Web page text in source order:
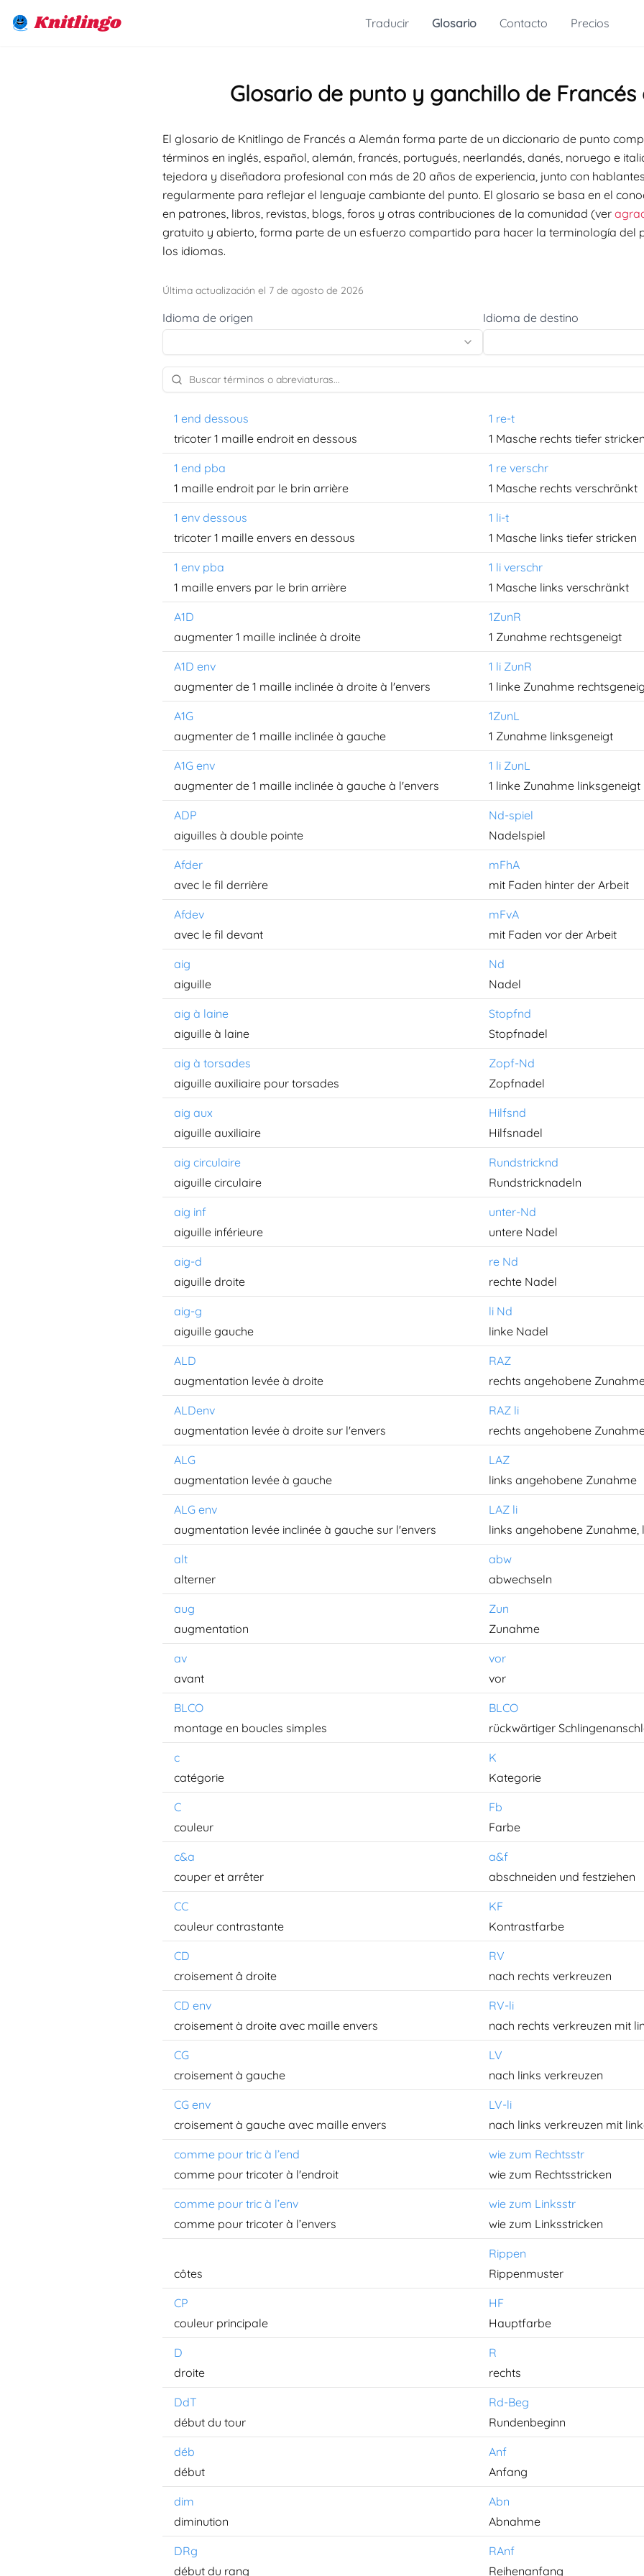
Knitlingo Traducir Glosario Contacto Precios
Glosario de punto y ganchillo de Francés
El glosario de Knitlingo de Francés a Alemán forma parte de un diccionario de punto
términos en inglés, español, alemán, francés, portugués, neerlandés, danés, noruego e
tejedora y diseñadora profesional con más de 20 años de experiencia, junto con
regularmente para reflejar el lenguaje cambiante del punto. El glosario se basa en el
en patrones, libros, revistas, blogs, foros y otras contribuciones de la comunidad (ver
gratuito y abierto, forma parte de un esfuerzo compartido para hacer la terminología del
los idiomas.
Última actualización el 7 de agosto de 2026
Idioma de origen Idioma de destino
1 end dessous
1 re-t
tricoter 1 maille endroit en dessous
1 Masche rechts tiefer
1 end pba
1 re verschr
1 maille endroit par le brin arrière
1 Masche rechts verschränkt
1 env dessous
1 li-t
tricoter 1 maille envers en dessous
1 Masche links tiefer stricken
1 env pba
1 li verschr
1 maille envers par le brin arrière
1 Masche links verschränkt
A1D
1ZunR
augmenter 1 maille inclinée à droite
1 Zunahme rechtsgeneigt
A1D env
1 li ZunR
augmenter de 1 maille inclinée à droite à l'envers
1 linke Zunahme
A1G
1ZunL
augmenter de 1 maille inclinée à gauche
1 Zunahme linksgeneigt
A1G env
1 li ZunL
augmenter de 1 maille inclinée à gauche à l'envers
1 linke Zunahme linksgeneigt
ADP
Nd-spiel
aiguilles à double pointe
Nadelspiel
Afder
mFhA
avec le fil derrière
mit Faden hinter der Arbeit
Afdev
mFvA
avec le fil devant
mit Faden vor der Arbeit
aig
Nd
aiguille
Nadel
aig à laine
Stopfnd
aiguille à laine
Stopfnadel
aig à torsades
Zopf-Nd
aiguille auxiliaire pour torsades
Zopfnadel
aig aux
Hilfsnd
aiguille auxiliaire
Hilfsnadel
aig circulaire
Rundstricknd
aiguille circulaire
Rundstricknadeln
aig inf
unter-Nd
aiguille inférieure
untere Nadel
aig-d
re Nd
aiguille droite
rechte Nadel
aig-g
li Nd
aiguille gauche
linke Nadel
ALD
RAZ
augmentation levée à droite
rechts angehobene
ALDenv
RAZ li
augmentation levée à droite sur l'envers
rechts angehobene
ALG
LAZ
augmentation levée à gauche
links angehobene Zunahme
ALG env
LAZ li
augmentation levée inclinée à gauche sur l'envers
links angehobene Zunahme,
alt
abw
alterner
abwechseln
aug
Zun
augmentation
Zunahme
av
vor
avant
vor
BLCO
BLCO
montage en boucles simples
rückwärtiger
c
K
catégorie
Kategorie
C
Fb
couleur
Farbe
c&a
a&f
couper et arrêter
abschneiden und festziehen
CC
KF
couleur contrastante
Kontrastfarbe
CD
RV
croisement â droite
nach rechts verkreuzen
CD env
RV-li
croisement à droite avec maille envers
nach rechts verkreuzen mit
CG
LV
croisement à gauche
nach links verkreuzen
CG env
LV-li
croisement à gauche avec maille envers
nach links verkreuzen mit
comme pour tric à l’end
wie zum Rechtsstr
comme pour tricoter à l'endroit
wie zum Rechtsstricken
comme pour tric à l’env
wie zum Linksstr
comme pour tricoter à l’envers
wie zum Linksstricken
Rippen
côtes
Rippenmuster
CP
HF
couleur principale
Hauptfarbe
D
R
droite
rechts
DdT
Rd-Beg
début du tour
Rundenbeginn
déb
Anf
début
Anfang
dim
Abn
diminution
Abnahme
DRg
RAnf
début du rang
Reihenanfang